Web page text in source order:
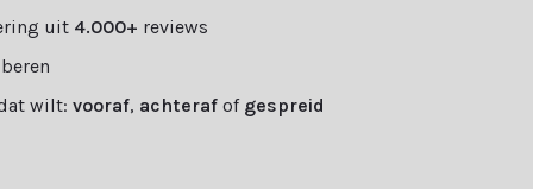
uit 4.000+ reviews
wilt:vooraf, achteraf of gespreid